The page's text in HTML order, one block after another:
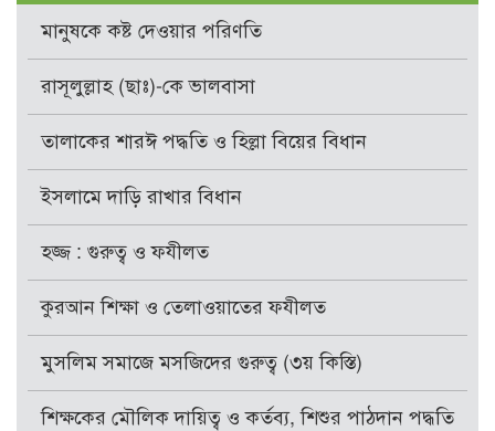
মানুষকে কষ্ট দেওয়ার পরিণতি
রাসূলুল্লাহ (ছাঃ)-কে ভালবাসা
তালাকের শারঈ পদ্ধতি ও হিল্লা বিয়ের বিধান
ইসলামে দাড়ি রাখার বিধান
হজ্জ : গুরুত্ব ও ফযীলত
কুরআন শিক্ষা ও তেলাওয়াতের ফযীলত
মুসলিম সমাজে মসজিদের গুরুত্ব (৩য় কিস্তি)
শিক্ষকের মৌলিক দায়িত্ব ও কর্তব্য, শিশুর পাঠদান পদ্ধতি